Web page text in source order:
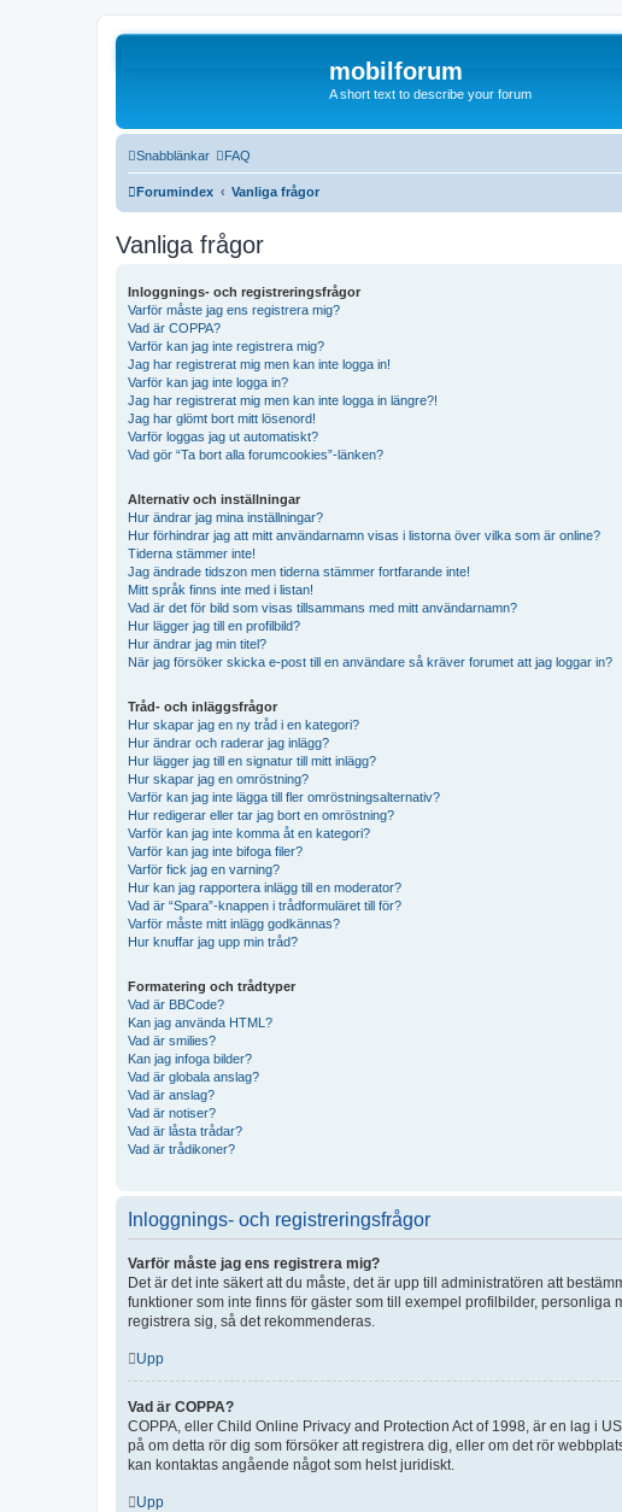
mobilforum
A short text to describe your forum
Snabblänkar FAQ
Forumindex Vanliga frågor
Vanliga frågor
Inloggnings- och registreringsfrågor
Varför måste jag ens registrera mig?
Vad är COPPA?
Varför kan jag inte registrera mig?
Jag har registrerat mig men kan inte logga in!
Varför kan jag inte logga in?
Jag har registrerat mig men kan inte logga in längre?!
Jag har glömt bort mitt lösenord!
Varför loggas jag ut automatiskt?
Vad gör “Ta bort alla forumcookies”-länken?
Alternativ och inställningar
Hur ändrar jag mina inställningar?
Hur förhindrar jag att mitt användarnamn visas i listorna över vilka som är online?
Tiderna stämmer inte!
Jag ändrade tidszon men tiderna stämmer fortfarande inte!
Mitt språk finns inte med i listan!
Vad är det för bild som visas tillsammans med mitt användarnamn?
Hur lägger jag till en profilbild?
Hur ändrar jag min titel?
När jag försöker skicka e-post till en användare så kräver forumet att jag loggar in?
Tråd- och inläggsfrågor
Hur skapar jag en ny tråd i en kategori?
Hur ändrar och raderar jag inlägg?
Hur lägger jag till en signatur till mitt inlägg?
Hur skapar jag en omröstning?
Varför kan jag inte lägga till fler omröstningsalternativ?
Hur redigerar eller tar jag bort en omröstning?
Varför kan jag inte komma åt en kategori?
Varför kan jag inte bifoga filer?
Varför fick jag en varning?
Hur kan jag rapportera inlägg till en moderator?
Vad är “Spara”-knappen i trådformuläret till för?
Varför måste mitt inlägg godkännas?
Hur knuffar jag upp min tråd?
Formatering och trådtyper
Vad är BBCode?
Kan jag använda HTML?
Vad är smilies?
Kan jag infoga bilder?
Vad är globala anslag?
Vad är anslag?
Vad är notiser?
Vad är låsta trådar?
Vad är trådikoner?
Inloggnings- och registreringsfrågor
Varför måste jag ens registrera mig?
Det är det inte säkert att du måste, det är upp till administratören att
funktioner som inte finns för gäster som till exempel profilbilder,
registrera sig, så det rekommenderas.
Upp
Vad är COPPA?
COPPA, eller Child Online Privacy and Protection Act of 1998, är en lag i
på om detta rör dig som försöker att registrera dig, eller om det rör
kan kontaktas angående något som helst juridiskt.
Upp